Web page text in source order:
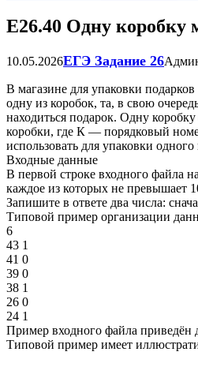
Е26.40 Одну коробку
10.05.2026ЕГЭ Задание 26
В магазине для упаковки
одну из коробок, та, в свою
находиться подарок. Одну
коробки, где К — порядковый
использовать для упаковки
Входные данные
В первой строке входного файла
каждое из которых не превышает
Запишите в ответе два числа:
Типовой пример организации
6
43 1
41 0
39 0
38 1
26 0
24 1
Пример входного файла приведён
Типовой пример имеет